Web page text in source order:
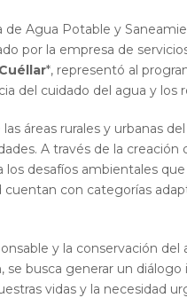
de Agua Potable y
por la empresa de
*, representó al
del cuidado del agua y los
áreas rurales y urbanas
A través de la
desafíos ambientales
con categorías
y la conservación
busca generar un
vidas y la necesidad